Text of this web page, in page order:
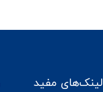
لینک‌های مفید